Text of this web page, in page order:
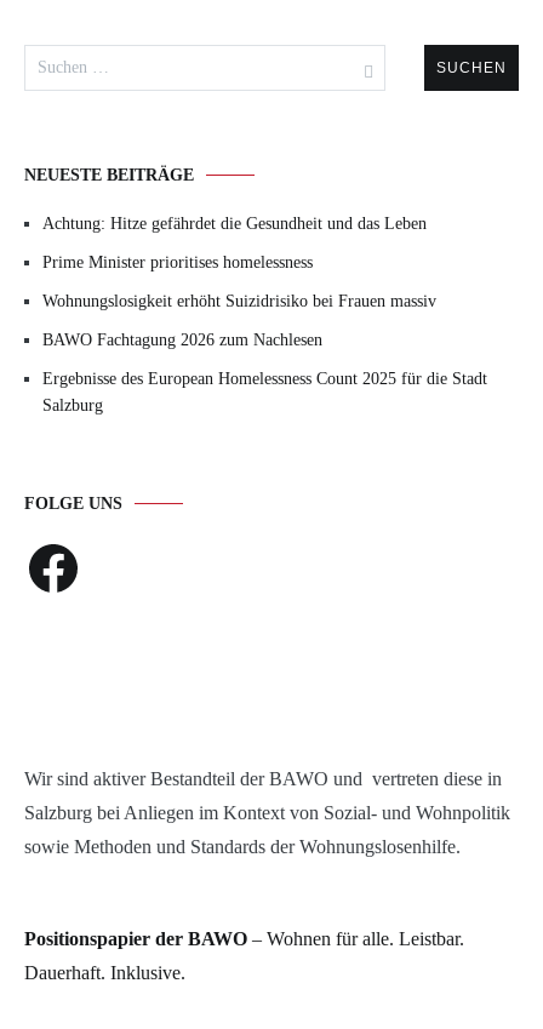
nach:
NEUESTE BEITRÄGE
Achtung: Hitze gefährdet die Gesundheit und das Leben
Prime Minister prioritises homelessness
Wohnungslosigkeit erhöht Suizidrisiko bei Frauen massiv
BAWO Fachtagung 2026 zum Nachlesen
Ergebnisse des European Homelessness Count 2025 für die Stadt
Salzburg
FOLGE UNS
Facebook
Wir sind aktiver Bestandteil der BAWO und vertreten diese in
Salzburg bei Anliegen im Kontext von Sozial- und Wohnpolitik
sowie Methoden und Standards der Wohnungslosenhilfe.
Positionspapier der BAWO – Wohnen für alle. Leistbar.
Dauerhaft. Inklusive.